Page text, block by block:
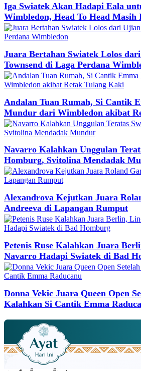
Iga Swiatek Akan Hadapi Eala
Wimbledon, Head To Head Masih
Juara Bertahan Swiatek Lolos
Townsend di Laga Perdana
Andalan Tuan Rumah, Si Cantik
Mundur dari Wimbledon akibat
Navarro Kalahkan Unggulan
Homburg, Svitolina Mendadak
Alexandrova Kejutkan Juara
Andreeva di Lapangan Rumput
Petenis Ruse Kalahkan Juara
Navarro Hadapi Swiatek di Bad
Donna Vekic Juara Queen Open
Kalahkan Si Cantik Emma